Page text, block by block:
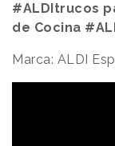
#ALDItrucos
de Cocina
Marca: ALDI